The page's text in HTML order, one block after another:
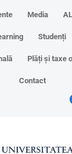
Media
Studenți
Plăți și taxe
Contact